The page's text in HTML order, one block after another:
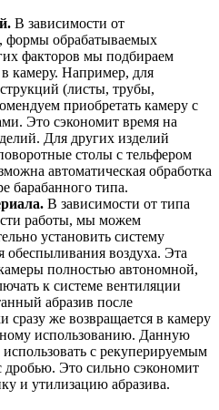
В зависимости от
формы обрабатываемых
факторов мы подбираем
камеру. Например, для
(листы, трубы,
приобретать камеру с
Это сэкономит время на
Для других изделий
столы с тельфером
автоматическая обработка
барабанного типа.
В зависимости от типа
работы, мы можем
установить систему
обеспыливания воздуха. Эта
полностью автономной,
к системе вентиляции
абразив после
сразу же возвращается в камеру
использованию. Данную
использовать с рекуперируемым
дробью. Это сильно сэкономит
и утилизацию абразива.